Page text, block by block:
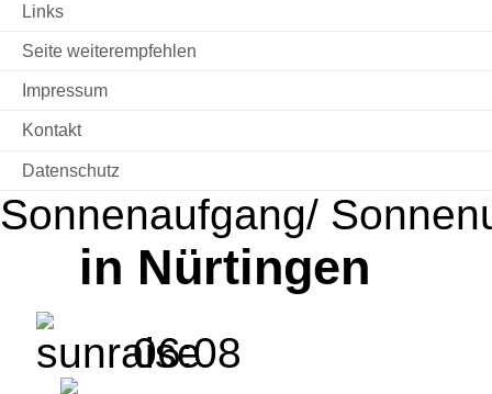
Links
Seite weiterempfehlen
Impressum
Kontakt
Datenschutz
Sonnenaufgang/
in Nürtingen
06:08